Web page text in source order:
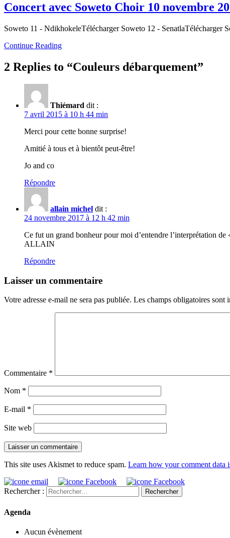
Concert avec Soweto Choir 10 novembre
Soweto 11 - NdikhokeleTélécharger Soweto 12 -
Continue Reading
2 Replies to “Couleurs débarquement”
Thiémard dit :
7 avril 2015 à 10 h 44 min
Merci pour cette bonne surprise!
Amitié à tous et à bientôt peut-être!
Jo and co
Répondre
allain michel dit :
24 novembre 2017 à 12 h 42 min
Ce fut un grand bonheur pour moi d’entendre l’interprétation
ALLAIN
Répondre
Laisser un commentaire
Votre adresse e-mail ne sera pas publiée. Les champs obligatoires sont
Commentaire *
Nom *
E-mail *
Site web
This site uses Akismet to reduce spam. Learn how your comment data
Rechercher :
Agenda
Aucun évènement